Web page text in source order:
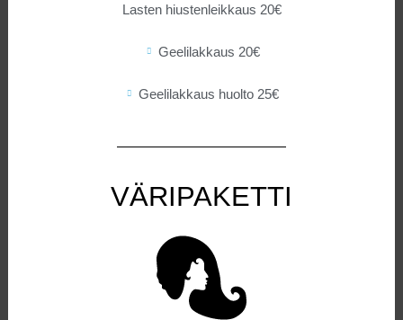
Lasten hiustenleikkaus 20€
Geelilakkaus 20€
Geelilakkaus huolto 25€
VÄRIPAKETTI